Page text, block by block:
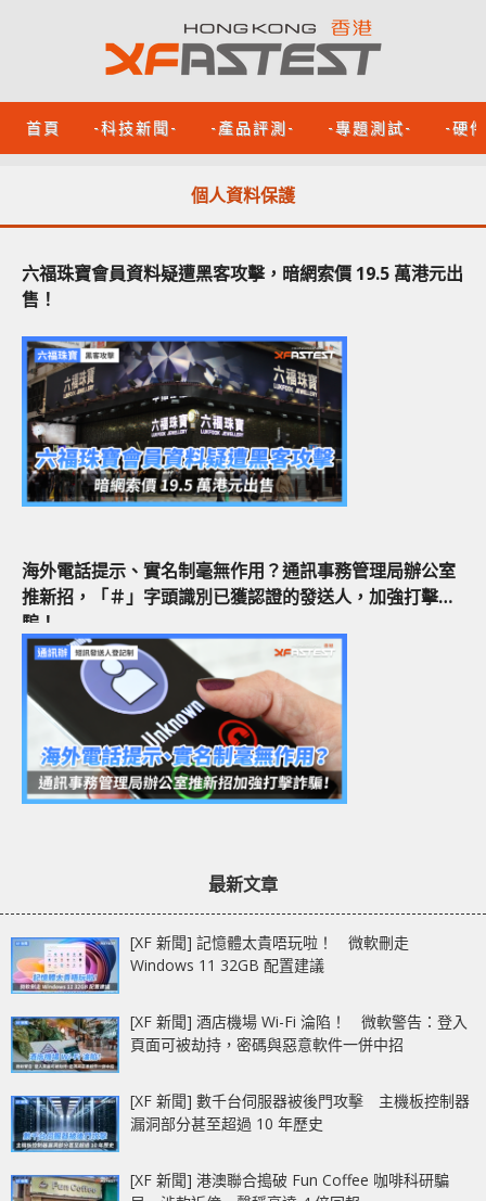
首頁 -科技新聞- -產品評測- -專題測試- -硬
個人資料保護
六福珠寶會員資料疑遭黑客攻擊，暗網索價 19.5 萬港元出
售！
海外電話提示、實名制毫無作用？通訊事務管理局辦公室
推新招，「＃」字頭識別已獲認證的發送人，加強打擊詐
騙！
最新文章
[XF 新聞] 記憶體太貴唔玩啦！ 微軟刪走
Windows 11 32GB 配置建議
[XF 新聞] 酒店機場 Wi-Fi 淪陷！ 微軟警告：登入
頁面可被劫持，密碼與惡意軟件一併中招
[XF 新聞] 數千台伺服器被後門攻擊 主機板控制器
漏洞部分甚至超過 10 年歷史
[XF 新聞] 港澳聯合搗破 Fun Coffee 咖啡科研騙